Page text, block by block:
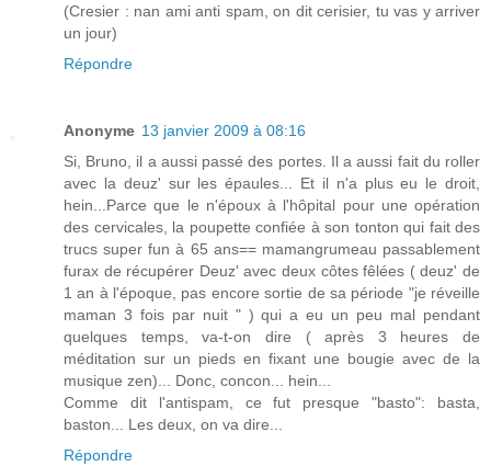
(Cresier : nan ami anti spam, on dit cerisier, tu vas y arriver
un jour)
Répondre
Anonyme 13 janvier 2009 à 08:16
Si, Bruno, il a aussi passé des portes. Il a aussi fait du roller
avec la deuz' sur les épaules... Et il n'a plus eu le droit,
hein...Parce que le n'époux à l'hôpital pour une opération
des cervicales, la poupette confiée à son tonton qui fait des
trucs super fun à 65 ans== mamangrumeau passablement
furax de récupérer Deuz' avec deux côtes fêlées ( deuz' de
1 an à l'époque, pas encore sortie de sa période "je réveille
maman 3 fois par nuit " ) qui a eu un peu mal pendant
quelques temps, va-t-on dire ( après 3 heures de
méditation sur un pieds en fixant une bougie avec de la
musique zen)... Donc, concon... hein...
Comme dit l'antispam, ce fut presque "basto": basta,
baston... Les deux, on va dire...
Répondre